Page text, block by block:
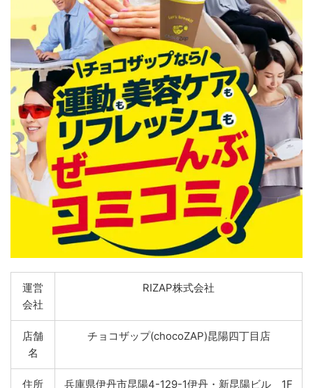
運営
会社
RIZAP株式会社
店舗
名
チョコザップ(chocoZAP)昆陽四丁目店
住所 兵庫県伊丹市昆陽4-129-1伊丹・新昆陽ビル 1F